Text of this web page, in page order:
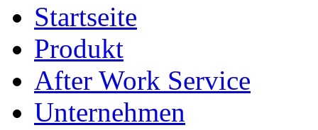
Startseite
Produkt
After Work Service
Unternehmen